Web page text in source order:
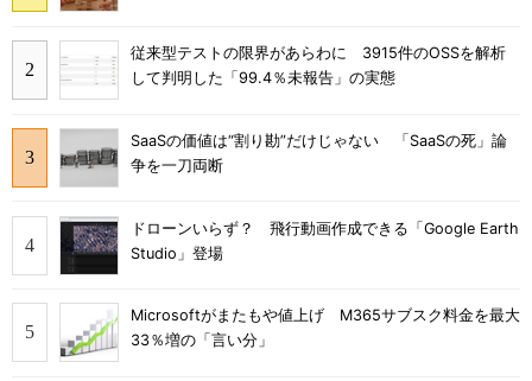
従来型テストの限界があらわに 3915件のOSSを解析
して判明した「99.4％未報告」の実態
SaaSの価値は“割り勘”だけじゃない 「SaaSの死」論
争を一刀両断
ドローンいらず？ 飛行動画作成できる「Google Earth
Studio」登場
Microsoftがまたもや値上げ M365サブスク料金を最大
33％増の「言い分」